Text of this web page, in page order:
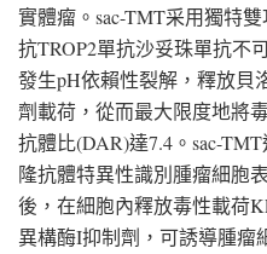
實體瘤。sac-TMT采用獨特
抗TROP2單抗沙妥珠單抗不
發生pH依賴性裂解，釋放貝
劑載荷，從而最大限度地將
抗體比(DAR)達7.4。sac-
隆抗體特異性識別腫瘤細胞
後，在細胞內釋放毒性載荷
異構酶I抑制劑，可誘導腫瘤